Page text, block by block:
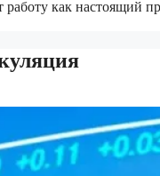
как настоящий